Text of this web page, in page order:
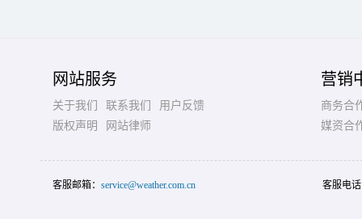
网站服务
关于我们 联系我们
用户反馈
版权声明
网站律师
营销
商务合
媒资合
客服邮箱： service@weather.com.cn 客服电